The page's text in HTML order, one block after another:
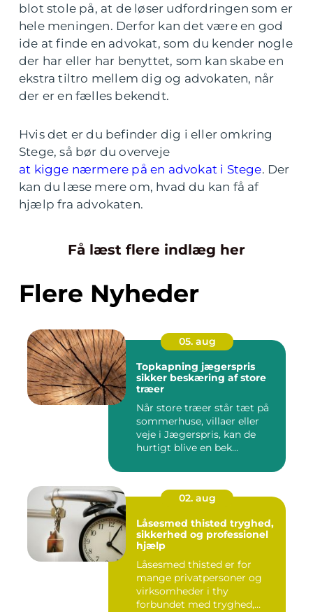
blot stole på, at de løser udfordringen som er
hele meningen. Derfor kan det være en god
ide at finde en advokat, som du kender nogle
der har eller har benyttet, som kan skabe en
ekstra tiltro mellem dig og advokaten, når
der er en fælles bekendt.
Hvis det er du befinder dig i eller omkring
Stege, så bør du overveje
at kigge nærmere på en advokat i Stege. Der
kan du læse mere om, hvad du kan få af
hjælp fra advokaten.
Få læst flere indlæg her
Flere Nyheder
05. aug
Topkapning jægerspris
sikker beskæring af store
træer
Når store træer står tæt på
sommerhuse, villaer eller
veje i Jægerspris, kan de
hurtigt blive en bek...
02. aug
Låsesmed thisted tryghed,
sikkerhed og professionel
hjælp
Låsesmed thisted er for
mange privatpersoner og
virksomheder i thy
forbundet med tryghed,